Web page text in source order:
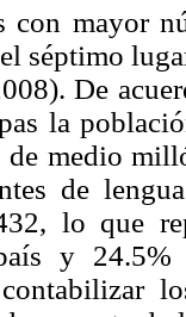
con mayor
séptimo
De
la
de medio
de
lo que
y 24.5%